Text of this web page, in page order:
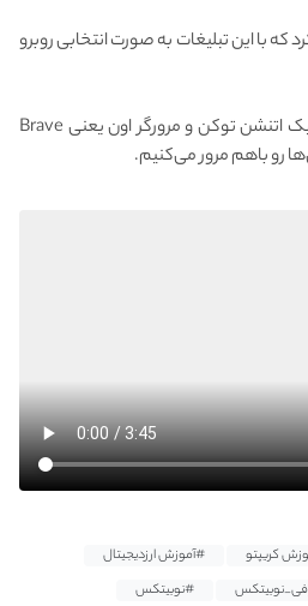
با این تبلیغات به صورت انتخابی روبرو
🔶 توی این ویدیو با رمزارز بیسیک اتنشن توکن و مرورگر اون یعنی Brave
رو باهم مرور می‌کنیم.
کریپتو
#آموزش ارزدیجیتال
#نوبیتکس